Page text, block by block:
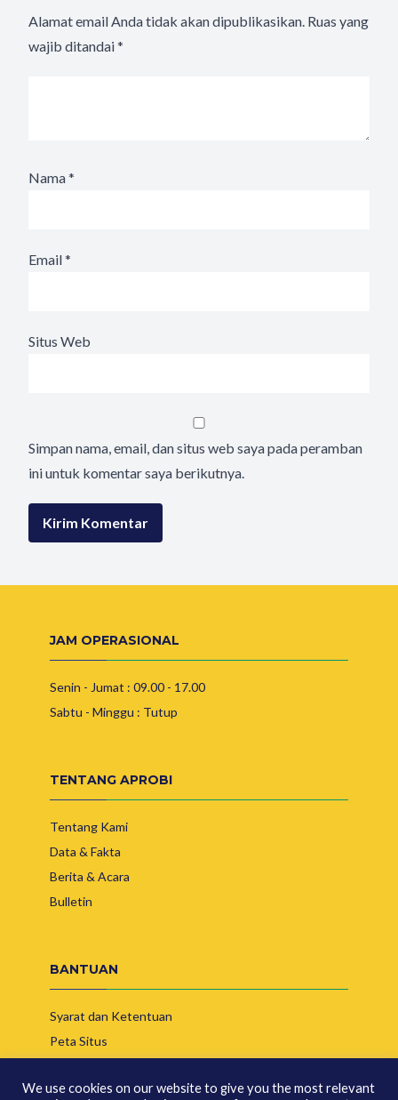
Alamat email Anda tidak akan dipublikasikan. Ruas yang
wajib ditandai*
Nama*
Email*
Situs Web
Simpan nama, email, dan situs web saya pada peramban
ini untuk komentar saya berikutnya.
JAM OPERASIONAL
Senin - Jumat : 09.00 - 17.00
Sabtu - Minggu : Tutup
TENTANG APROBI
Tentang Kami
Data & Fakta
Berita & Acara
Bulletin
BANTUAN
Syarat dan Ketentuan
Peta Situs
We use cookies on our website to give you the most relevant